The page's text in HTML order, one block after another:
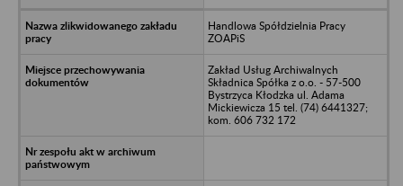
Handlowa Spółdzielnia Pracy
ZOAPiS
Zakład Usług Archiwalnych
Składnica Spółka z o.o. - 57-500
Bystrzyca Kłodzka ul. Adama
Mickiewicza 15 tel. (74) 6441327;
kom. 606 732 172